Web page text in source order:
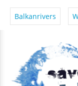
Balkanrivers